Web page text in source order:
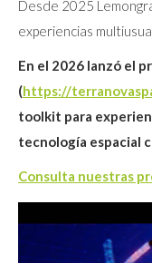
Desde 2025
experiencias
En el 2026 lanzó el
(https://
toolkit para
tecnología espacial
Consulta nuestras